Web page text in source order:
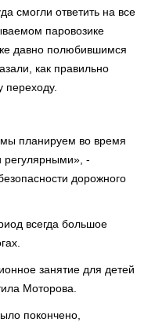
смогли ответить на все
паровозике
давно полюбившимся
как правильно
переходу.
планируем во время
регулярными», -
дорожного
всегда большое
занятие для детей
Моторова.
покончено,